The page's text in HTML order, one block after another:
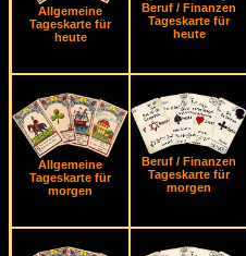
Allgemeine
Tageskarte für
heute
Beruf / Finanzen
Tageskarte für
heute
Allgemeine
Tageskarte für
morgen
Beruf / Finanzen
Tageskarte für
morgen